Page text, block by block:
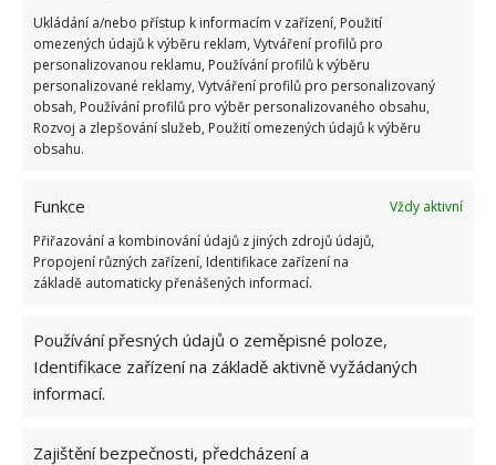
Ukládání a/nebo přístup k informacím v zařízení, Použití
omezených údajů k výběru reklam, Vytváření profilů pro
personalizovanou reklamu, Používání profilů k výběru
personalizované reklamy, Vytváření profilů pro personalizovaný
obsah, Používání profilů pro výběr personalizovaného obsahu,
Rozvoj a zlepšování služeb, Použití omezených údajů k výběru
obsahu.
Funkce
Vždy aktivní
Přiřazování a kombinování údajů z jiných zdrojů údajů,
Propojení různých zařízení, Identifikace zařízení na
základě automaticky přenášených informací.
Používání přesných údajů o zeměpisné poloze,
Identifikace zařízení na základě aktivně vyžádaných
informací.
Zajištění bezpečnosti, předcházení a